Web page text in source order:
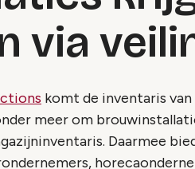
via
komt de inventaris
meer om
Daarmee